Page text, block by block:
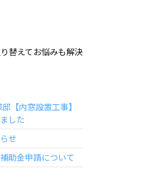
替えてお悩みも解決
【内窓設置工事】
した
せ
助金申請について